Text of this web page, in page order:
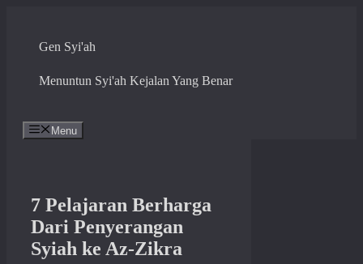
contentGen Syi'ah
Menuntun Syi'ah Kejalan Yang Benar
Menu
7 Pelajaran Berharga
Dari Penyerangan
Syiah ke Az-Zikra